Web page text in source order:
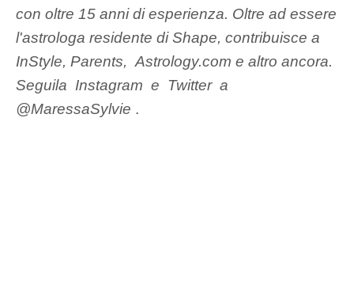
con oltre 15 anni di esperienza. Oltre ad essere
l'astrologa residente di Shape, contribuisce a
InStyle, Parents, Astrology.com e altro ancora.
Seguila Instagram e Twitter a
@MaressaSylvie .